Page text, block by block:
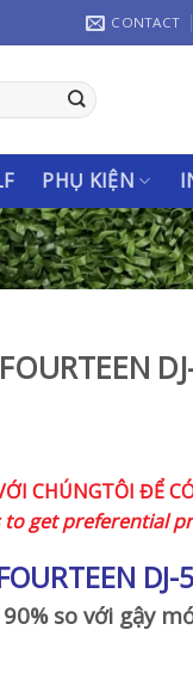
CONTACT
PHỤ KIỆN
CHÚNGTÔI ĐỂ
to get preferential
DJ-5
so với gậy